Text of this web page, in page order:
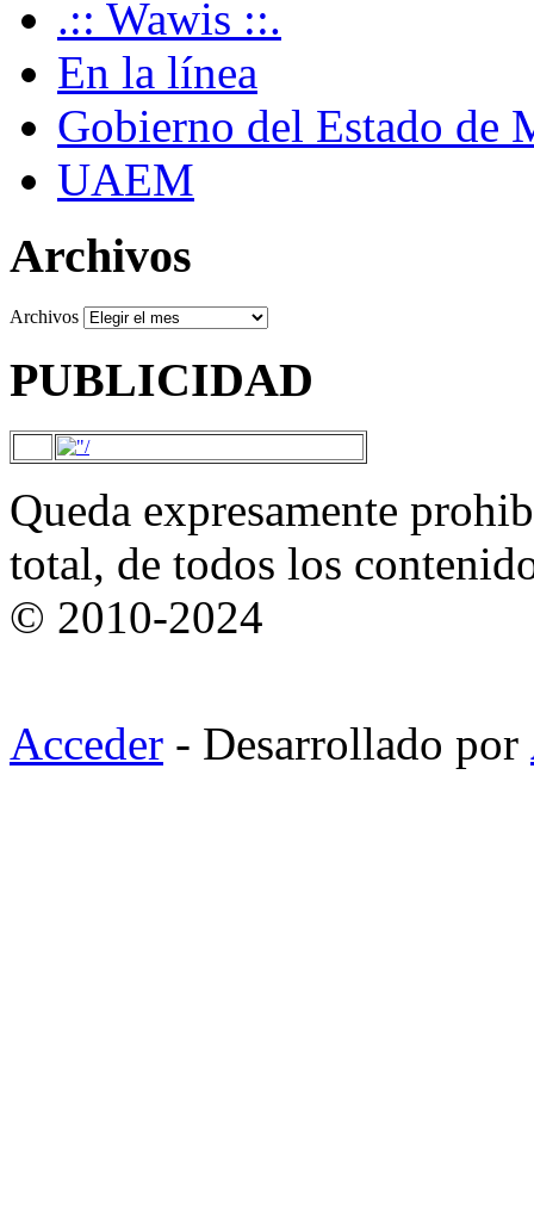
.:: Wawis ::.
En la línea
Gobierno del Estado de
UAEM
Archivos
Archivos
PUBLICIDAD
Queda expresamente
total, de todos los
© 2010-2024
Acceder - Desarrollado por